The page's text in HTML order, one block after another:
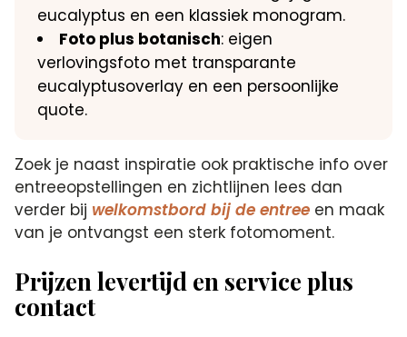
eucalyptus en een klassiek monogram.
Foto plus botanisch: eigen
verlovingsfoto met transparante
eucalyptusoverlay en een persoonlijke
quote.
Zoek je naast inspiratie ook praktische info over
entreeopstellingen en zichtlijnen lees dan
verder bij welkomstbord bij de entree en maak
van je ontvangst een sterk fotomoment.
Prijzen levertijd en service plus
contact